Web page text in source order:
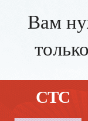
Вам
только
СТС